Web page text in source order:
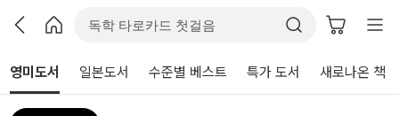
영미도서 일본도서 수준별 베스트 특가 도서 새로나온 책